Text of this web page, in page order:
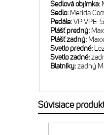
Sedlová objímka:
Sedlo: Merida
Pedále:VP VPE-
Plášť predný:
Plášť zadný:
Svetlo predné:
Svetlo zadné:
Blatníky:zadný
Súvisiace